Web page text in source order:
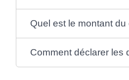
Quel est le montant
Comment déclarer les